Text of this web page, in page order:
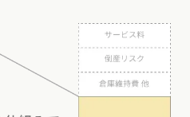
山梨県 (8)